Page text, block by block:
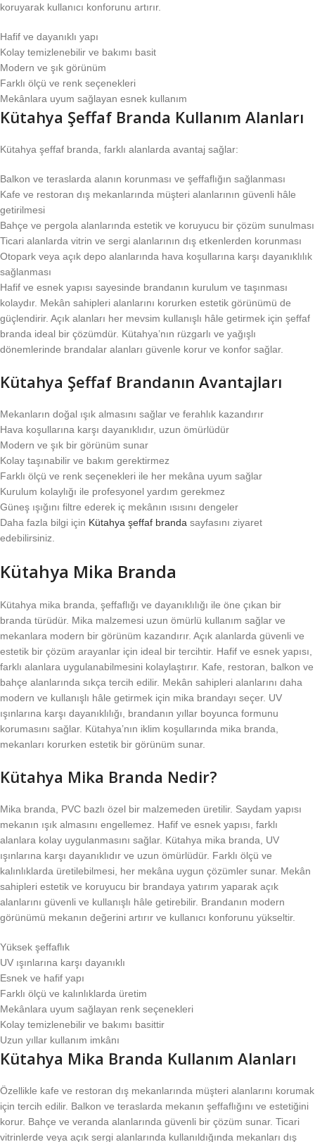
koruyarak kullanıcı konforunu artırır.
Hafif ve dayanıklı yapı
Kolay temizlenebilir ve bakımı basit
Modern ve şık görünüm
Farklı ölçü ve renk seçenekleri
Mekânlara uyum sağlayan esnek kullanım
Kütahya Şeffaf Branda Kullanım Alanları
Kütahya şeffaf branda, farklı alanlarda avantaj sağlar:
Balkon ve teraslarda alanın korunması ve şeffaflığın sağlanması
Kafe ve restoran dış mekanlarında müşteri alanlarının güvenli hâle
getirilmesi
Bahçe ve pergola alanlarında estetik ve koruyucu bir çözüm sunulması
Ticari alanlarda vitrin ve sergi alanlarının dış etkenlerden korunması
Otopark veya açık depo alanlarında hava koşullarına karşı dayanıklılık
sağlanması
Hafif ve esnek yapısı sayesinde brandanın kurulum ve taşınması
kolaydır. Mekân sahipleri alanlarını korurken estetik görünümü de
güçlendirir. Açık alanları her mevsim kullanışlı hâle getirmek için şeffaf
branda ideal bir çözümdür. Kütahya’nın rüzgarlı ve yağışlı
dönemlerinde brandalar alanları güvenle korur ve konfor sağlar.
Kütahya Şeffaf Brandanın Avantajları
Mekanların doğal ışık almasını sağlar ve ferahlık kazandırır
Hava koşullarına karşı dayanıklıdır, uzun ömürlüdür
Modern ve şık bir görünüm sunar
Kolay taşınabilir ve bakım gerektirmez
Farklı ölçü ve renk seçenekleri ile her mekâna uyum sağlar
Kurulum kolaylığı ile profesyonel yardım gerekmez
Güneş ışığını filtre ederek iç mekânın ısısını dengeler
Daha fazla bilgi için Kütahya şeffaf branda sayfasını ziyaret
edebilirsiniz.
Kütahya Mika Branda
Kütahya mika branda, şeffaflığı ve dayanıklılığı ile öne çıkan bir
branda türüdür. Mika malzemesi uzun ömürlü kullanım sağlar ve
mekanlara modern bir görünüm kazandırır. Açık alanlarda güvenli ve
estetik bir çözüm arayanlar için ideal bir tercihtir. Hafif ve esnek yapısı,
farklı alanlara uygulanabilmesini kolaylaştırır. Kafe, restoran, balkon ve
bahçe alanlarında sıkça tercih edilir. Mekân sahipleri alanlarını daha
modern ve kullanışlı hâle getirmek için mika brandayı seçer. UV
ışınlarına karşı dayanıklılığı, brandanın yıllar boyunca formunu
korumasını sağlar. Kütahya’nın iklim koşullarında mika branda,
mekanları korurken estetik bir görünüm sunar.
Kütahya Mika Branda Nedir?
Mika branda, PVC bazlı özel bir malzemeden üretilir. Saydam yapısı
mekanın ışık almasını engellemez. Hafif ve esnek yapısı, farklı
alanlara kolay uygulanmasını sağlar. Kütahya mika branda, UV
ışınlarına karşı dayanıklıdır ve uzun ömürlüdür. Farklı ölçü ve
kalınlıklarda üretilebilmesi, her mekâna uygun çözümler sunar. Mekân
sahipleri estetik ve koruyucu bir brandaya yatırım yaparak açık
alanlarını güvenli ve kullanışlı hâle getirebilir. Brandanın modern
görünümü mekanın değerini artırır ve kullanıcı konforunu yükseltir.
Yüksek şeffaflık
UV ışınlarına karşı dayanıklı
Esnek ve hafif yapı
Farklı ölçü ve kalınlıklarda üretim
Mekânlara uyum sağlayan renk seçenekleri
Kolay temizlenebilir ve bakımı basittir
Uzun yıllar kullanım imkânı
Kütahya Mika Branda Kullanım Alanları
Özellikle kafe ve restoran dış mekanlarında müşteri alanlarını korumak
için tercih edilir. Balkon ve teraslarda mekanın şeffaflığını ve estetiğini
korur. Bahçe ve veranda alanlarında güvenli bir çözüm sunar. Ticari
vitrinlerde veya açık sergi alanlarında kullanıldığında mekanları dış